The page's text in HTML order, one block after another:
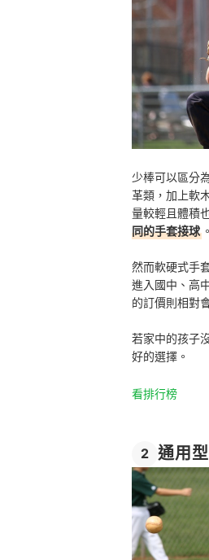
少棒可以區分
革類，加上軟
量較輕且體積
同的手套接球 。
然而軟硬式手
進入國中、高
的訂價則相對
若家中的孩子
好的選擇。
看排行榜
2 通用